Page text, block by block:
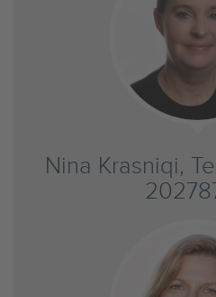
Nina Krasniqi,